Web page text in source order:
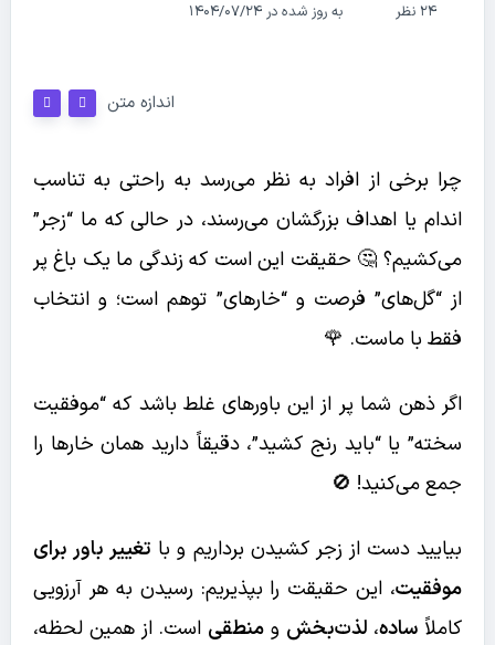
24 نظر
به روز شده در ۱۴۰۴/۰۷/۲۴
اندازه متن
چرا برخی از افراد به نظر می‌رسد به راحتی به تناسب
اندام یا اهداف بزرگشان می‌رسند، در حالی که ما “زجر”
می‌کشیم؟ 🤔 حقیقت این است که زندگی ما یک باغ پر
از “گل‌های” فرصت و “خارهای” توهم است؛ و انتخاب
فقط با ماست. 🌹
اگر ذهن شما پر از این باورهای غلط باشد که “موفقیت
سخته” یا “باید رنج کشید”، دقیقاً دارید همان خارها را
جمع می‌کنید! 🚫
بیایید دست از زجر کشیدن برداریم و با تغییر باور برای
موفقیت، این حقیقت را بپذیریم: رسیدن به هر آرزویی
کاملاً ساده، لذت‌بخش و منطقی است. از همین لحظه،